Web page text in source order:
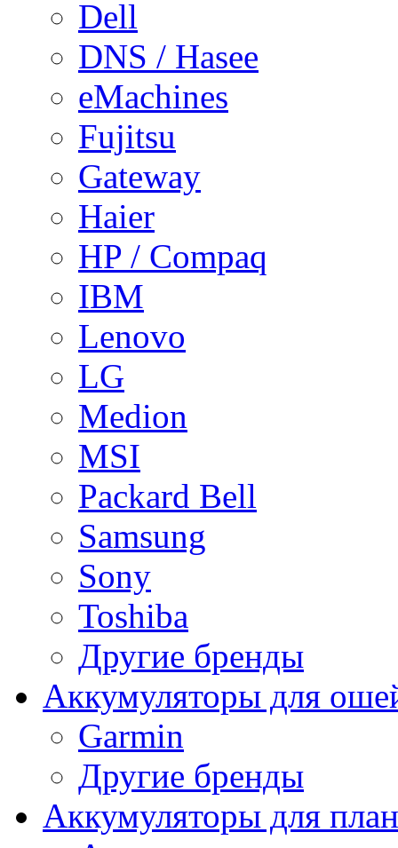
Dell
DNS / Hasee
eMachines
Fujitsu
Gateway
Haier
HP / Compaq
IBM
Lenovo
LG
Medion
MSI
Packard Bell
Samsung
Sony
Toshiba
Другие бренды
Аккумуляторы для
Garmin
Другие бренды
Аккумуляторы для